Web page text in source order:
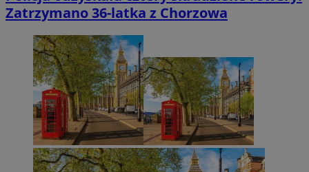
Zatrzymano 36-latka z Chorzowa